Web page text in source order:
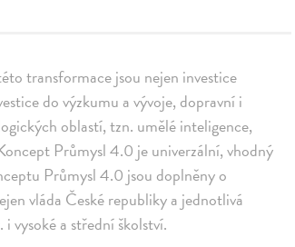
transformace jsou nejen investice
do výzkumu a vývoje, dopravní i
oblastí, tzn. umělé inteligence,
Průmysl 4.0 je univerzální, vhodný
Průmysl 4.0 jsou doplněny o
vláda České republiky a jednotlivá
vysoké a střední školství.